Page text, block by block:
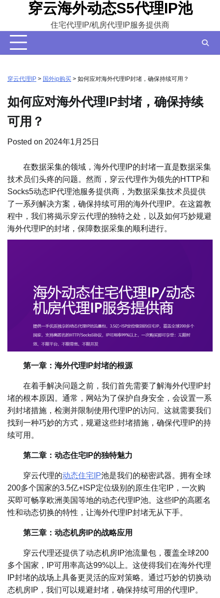
content
穿云海外动态S5代理IP池
住宅代理IP/机房代理IP服务提供商
穿云代理IP > 国外ip购买 > 如何应对海外代理IP封堵，确保持续可用？
如何应对海外代理IP封堵，确保持续
可用？
Posted on 2024年1月25日
在数据采集的领域，海外代理IP的封堵一直是数据采集
技术员们头疼的问题。然而，穿云代理作为领先的HTTP和
Socks5动态IP代理池服务提供商，为数据采集技术员提供
了一系列解决方案，确保持续可用的海外代理IP。在这篇教
程中，我们将揭示穿云代理的独特之处，以及如何巧妙规避
海外代理IP的封堵，保障数据采集的顺利进行。
第一章：海外代理IP封堵的根源
在着手解决问题之前，我们首先需要了解海外代理IP封
堵的根本原因。通常，网站为了保护自身安全，会设置一系
列封堵措施，检测并限制使用代理IP的访问。这就需要我们
找到一种巧妙的方式，规避这些封堵措施，确保代理IP的持
续可用。
第二章：动态住宅IP的独特魅力
穿云代理的动态住宅IP池是我们的秘密武器。拥有全球
200多个国家的3.5亿+ISP定位级别的原生住宅IP，一次购
买即可畅享欧洲美国等地的动态代理IP池。这些IP的高匿名
性和动态切换的特性，让海外代理IP封堵无从下手。
第三章：动态机房IP的战略应用
穿云代理还提供了动态机房IP池流量包，覆盖全球200
多个国家，IP可用率高达99%以上。这使得我们在海外代理
IP封堵的战场上具备更灵活的应对策略。通过巧妙的切换动
态机房IP，我们可以规避封堵，确保持续可用的代理IP。